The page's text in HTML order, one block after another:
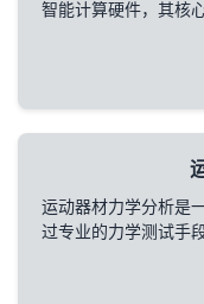
智能计算硬件，其核
运动器材力学分析是
过专业的力学测试手